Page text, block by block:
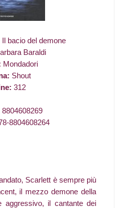
Il bacio del demone
Baraldi
Mondadori
Shout
312
8804608269
8804608264
Scarlett è sempre più
il mezzo demone della
aggressivo, il cantante dei